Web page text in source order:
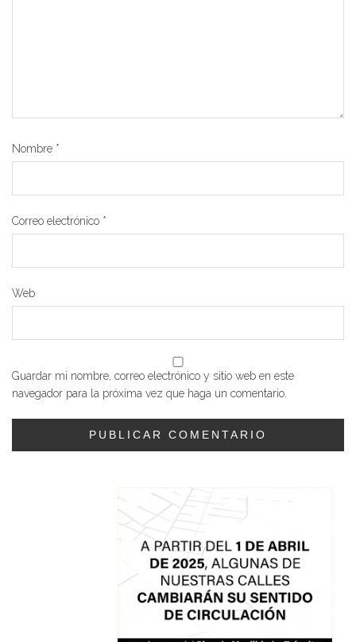
Nombre *
Correo electrónico *
Web
Guardar mi nombre, correo electrónico y sitio web en este
navegador para la próxima vez que haga un comentario.